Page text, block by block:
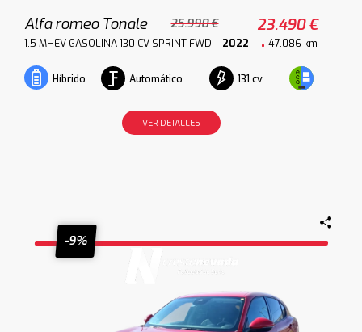
Alfa romeo Tonale 25.990 € 23.490 €
1.5 MHEV GASOLINA 130 CV SPRINT FWD 2022 47.086 km
Híbrido Automático 131 cv
VER DETALLES
-9%